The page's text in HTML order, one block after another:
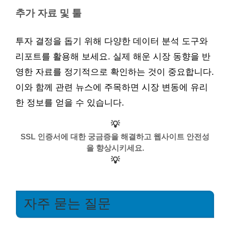
추가 자료 및 툴
투자 결정을 돕기 위해 다양한 데이터 분석 도구와
리포트를 활용해 보세요. 실제 해운 시장 동향을 반
영한 자료를 정기적으로 확인하는 것이 중요합니다.
이와 함께 관련 뉴스에 주목하면 시장 변동에 유리
한 정보를 얻을 수 있습니다.
💡
SSL 인증서에 대한 궁금증을 해결하고 웹사이트 안전성
을 향상시키세요.
💡
자주 묻는 질문